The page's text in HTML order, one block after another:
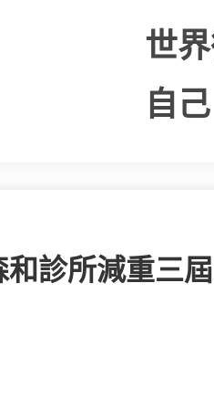
世
自己
診所減重三